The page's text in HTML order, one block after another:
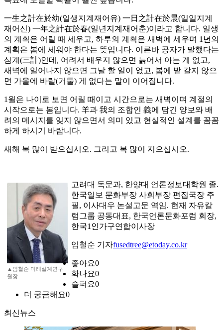
一生之計在於幼(일생지계재어유) 一日之計在於晨(일일지계
재어신) 一年之計在於春(일년지계재어춘)이라고 합니다. 일생
의 계획은 어릴 때 세우고, 하루의 계획은 새벽에 세우며 1년의
계획은 봄에 세워야 한다는 뜻입니다. 이른바 공자가 말했다는
삼계(三計)인데, 어려서 배우지 않으면 늙어서 아는 게 없고,
새벽에 일어나지 않으면 그날 할 일이 없고, 봄에 밭 갈지 않으
면 가을에 바랄(거둘) 게 없다는 말이 이어집니다.
1월은 나이로 보면 어릴 때이고 시간으로는 새벽이며 계절의
시작으로는 봄입니다. 羊과 我의 조합인 義에 담긴 양보와 배
려의 메시지를 잊지 않으면서 의미 있고 현실적인 설계를 꼼꼼
하게 하시기 바랍니다.
새해 복 많이 받으십시오. 그리고 복 많이 지으십시오.
▲임철순 미래설계연구
원장
고려대 독문과, 한양대 언론정보대학원 졸.
한국일보 문화부장 사회부장 편집국장 주
필, 이사대우 논설고문 역임. 현재 자유칼
럼그룹 공동대표, 한국언론문화포럼 회장,
한국1인가구연합이사장
임철순 기자fusedtree@etoday.co.kr
좋아요0
화나요0
슬퍼요0
더 궁금해요0
최신뉴스